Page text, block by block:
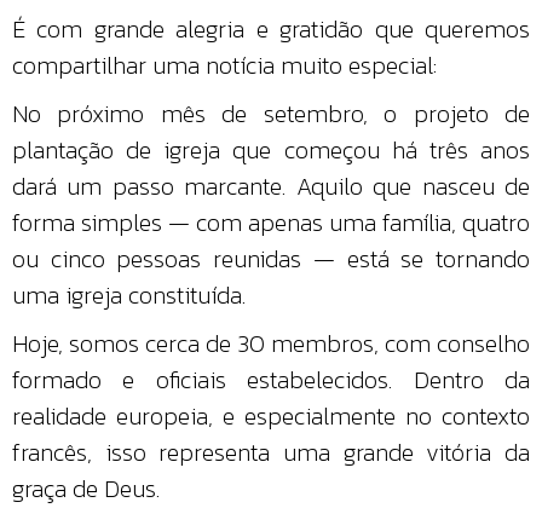
É com grande alegria e gratidão que queremos
compartilhar uma notícia muito especial:
No próximo mês de setembro, o projeto de
plantação de igreja que começou há três anos
dará um passo marcante. Aquilo que nasceu de
forma simples — com apenas uma família, quatro
ou cinco pessoas reunidas — está se tornando
uma igreja constituída.
Hoje, somos cerca de 30 membros, com conselho
formado e oficiais estabelecidos. Dentro da
realidade europeia, e especialmente no contexto
francês, isso representa uma grande vitória da
graça de Deus.